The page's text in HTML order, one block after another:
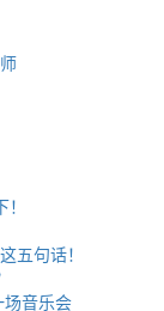
五句话！
音乐会